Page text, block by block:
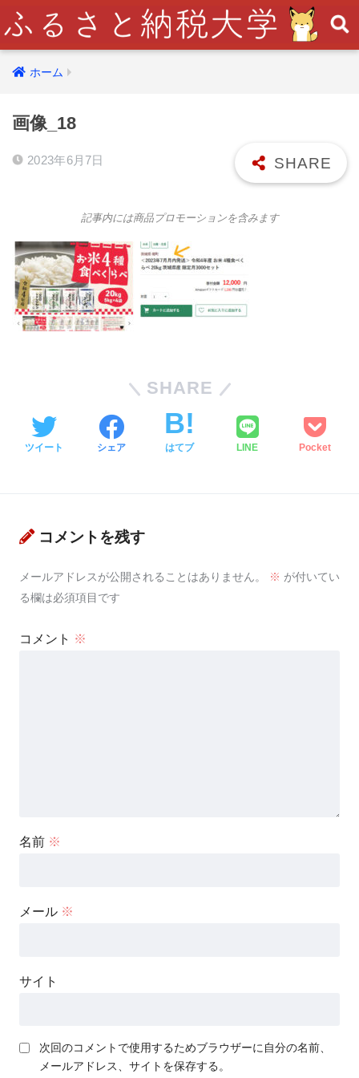
ホーム
画像_18
2023年6月7日
記事内には商品プロモーションを含みます
SHARE
ツイート シェア はてブ LINE Pocket
コメントを残す
メールアドレスが公開されることはありません。 ※ が付いてい
る欄は必須項目です
コメント ※
名前 ※
メール ※
サイト
次回のコメントで使用するためブラウザーに自分の名前、
メールアドレス、サイトを保存する。